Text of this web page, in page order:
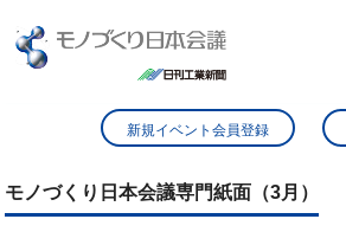
新規イベント会員登録
モノづくり日本会議専門紙面（3月）